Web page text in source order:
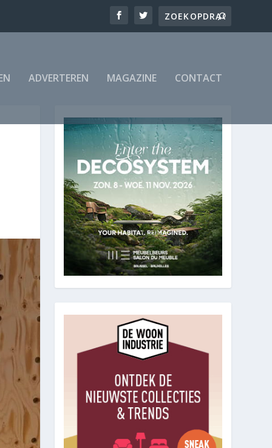
ADVERTEREN MAGAZINE CONTACT